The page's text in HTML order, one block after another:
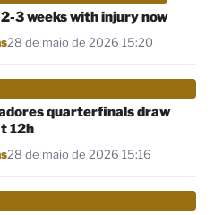
3 weeks with injury now
28 de maio de 2026 15:20
quarterfinals draw
12h
28 de maio de 2026 15:16